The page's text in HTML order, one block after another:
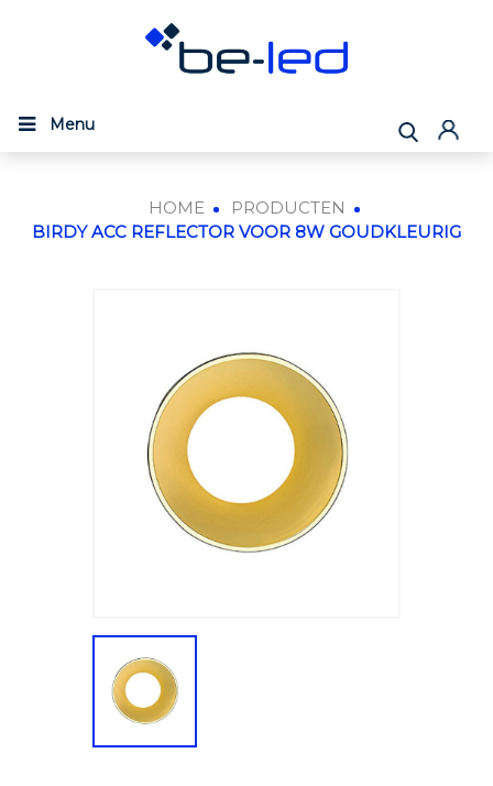
Menu
HOME
PRODUCTEN
BIRDY ACC REFLECTOR VOOR 8W GOUDKLEURIG